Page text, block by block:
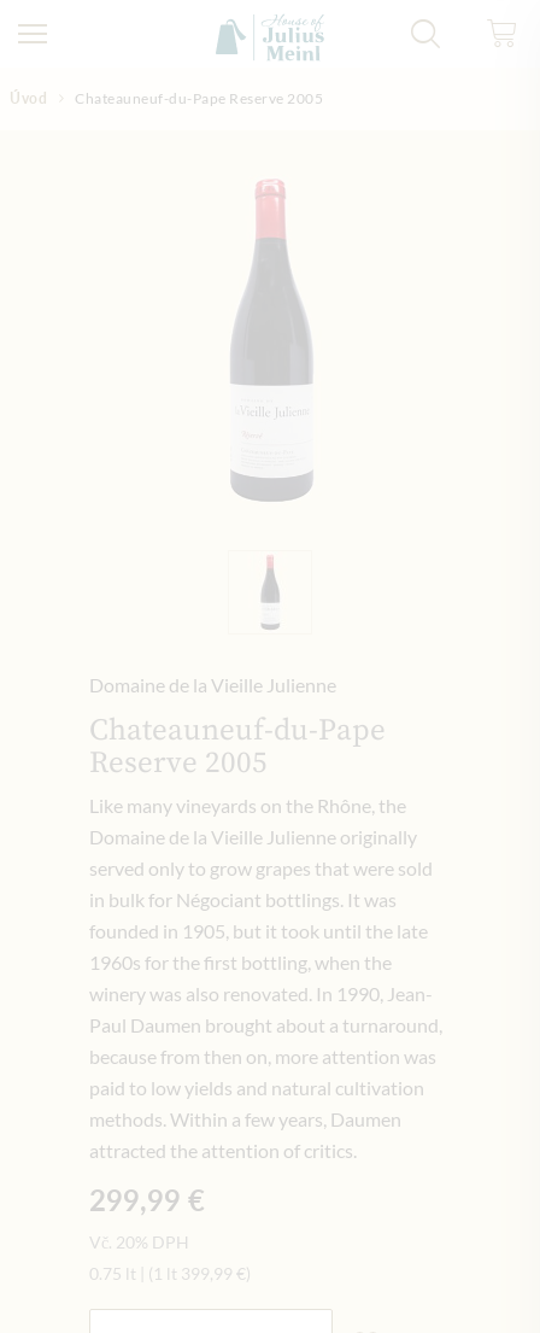
Úvod Chateauneuf-du-Pape Reserve 2005
Domaine de la Vieille Julienne
Chateauneuf-du-Pape
Reserve 2005
Like many vineyards on the Rhône, the
Domaine de la Vieille Julienne originally
served only to grow grapes that were sold
in bulk for Négociant bottlings. It was
founded in 1905, but it took until the late
1960s for the first bottling, when the
winery was also renovated. In 1990, Jean-
Paul Daumen brought about a turnaround,
because from then on, more attention was
paid to low yields and natural cultivation
methods. Within a few years, Daumen
attracted the attention of critics.
299,99 €
Vč. 20% DPH
0.75 lt
(1 lt 399,99 €)